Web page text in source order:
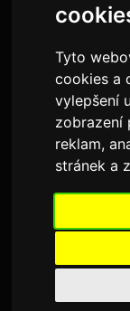
Tyto
cookies a
vylepšení
zobrazení
reklam,
stránek a
umělec tělem